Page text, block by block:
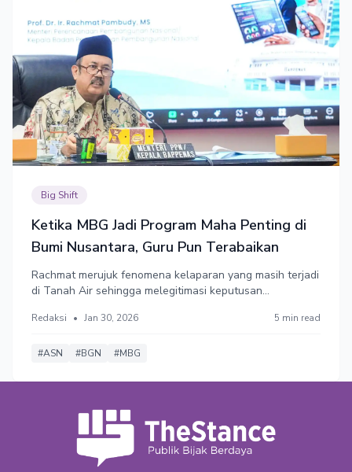
Big Shift
Ketika MBG Jadi Program Maha Penting di
Bumi Nusantara, Guru Pun Terabaikan
Rachmat merujuk fenomena kelaparan yang masih terjadi
di Tanah Air sehingga melegitimasi keputusan
satunya melalui program MBG. Dia tak menyodorkan
atau dalam skala sebesar apa.
Redaksi • Jan 30, 2026 5 min read
#ASN #BGN #MBG